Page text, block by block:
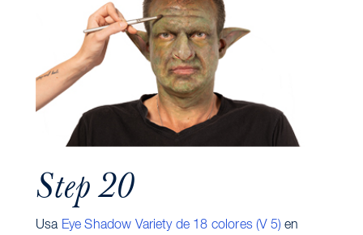
Step 20
Usa Eye Shadow Variety de 18 colores (V 5) en